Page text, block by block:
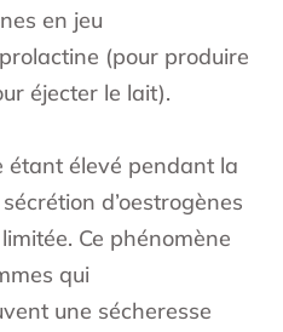
en jeu
(pour produire
éjecter le lait).
étant élevé pendant la
d’oestrogènes
Ce phénomène
qui
une sécheresse